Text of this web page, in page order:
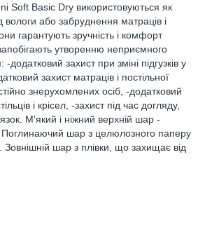
Soft Basic Dry використовуються як
вологи або забруднення матраців і
гарантують зручність і комфорт
утворенню неприємного
додатковий захист при зміні підгузків у
захист матраців і постільної
знерухомлених осіб, -додатковий
і крісел, -захист під час догляду,
М'який і ніжний верхній шар -
шар з целюлозного паперу
Зовнішній шар з плівки, що захищає від